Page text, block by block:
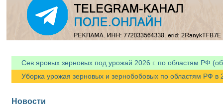
Сев яровых зерновых под урожай 2026 г. по областям РФ
Уборка урожая зерновых и зернобобовых по областям РФ в
Новости